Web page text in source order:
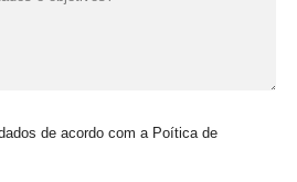
de acordo com a Poítica de